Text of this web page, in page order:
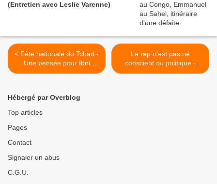
(Entretien avec Leslie Varenne)
< Fête nationale du Tchad -
Une pensée pour Ibni
Oumar Mahamat Saleh
Le rap n'est pas né
conscient ou politique -
Sear / Get Busy (On refait
Hébergé par Overblog
Top articles
Pages
Contact
Signaler un abus
C.G.U.